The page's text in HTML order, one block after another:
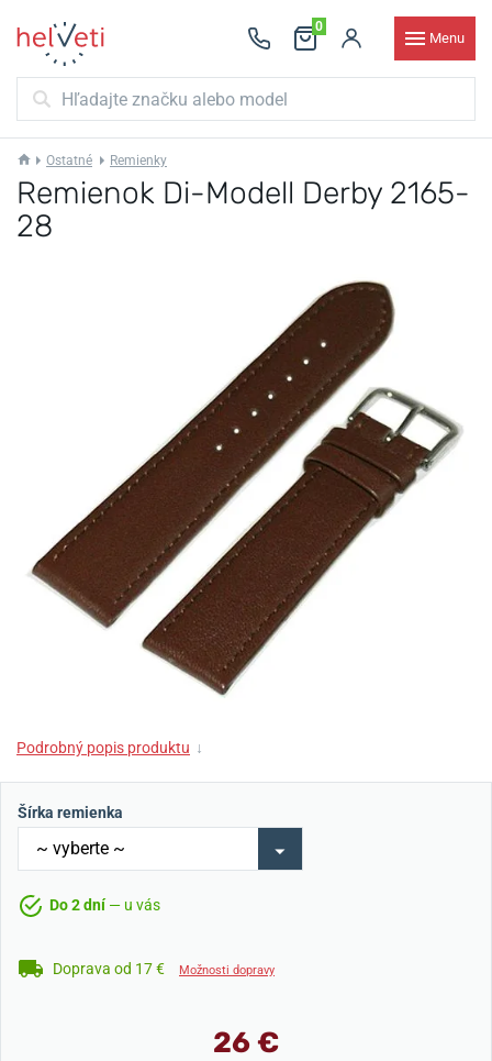
0
Menu
Ostatné Remienky
Remienok Di-Modell Derby 2165-
28
Podrobný popis produktu ↓
Šírka remienka
Do 2 dní— u vás
Doprava od 17 € Možnosti dopravy
26 €